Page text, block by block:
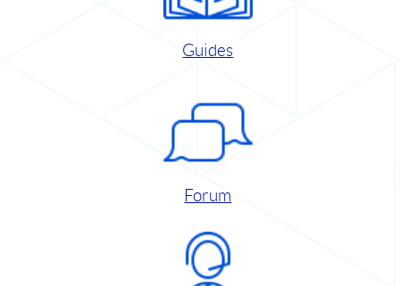
Guides
Forum